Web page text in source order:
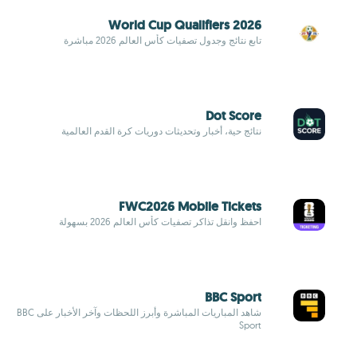
World Cup Qualifiers 2026
تابع نتائج وجدول تصفيات كأس العالم 2026 مباشرة
Dot Score
نتائج حية، أخبار وتحديثات دوريات كرة القدم العالمية
FWC2026 Mobile Tickets
احفظ وانقل تذاكر تصفيات كأس العالم 2026 بسهولة
BBC Sport
شاهد المباريات المباشرة وأبرز اللحظات وآخر الأخبار على BBC
Sport